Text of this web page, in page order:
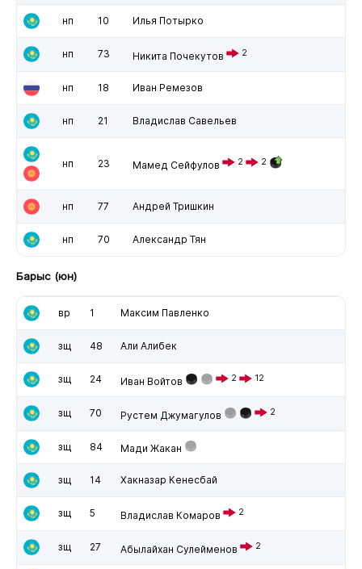
нп 10 Илья Потырко
нп 73 Никита Почекутов 2
нп 18 Иван Ремезов
нп 21 Владислав Савельев
нп 23 Мамед Сейфулов 2 2
нп 77 Андрей Тришкин
нп 70 Александр Тян
Барыс (юн)
вр 1 Максим Павленко
зщ 48 Али Алибек
зщ 24 Иван Войтов 2 12
зщ 70 Рустем Джумагулов 2
зщ 84 Мади Жакан
зщ 14 Хакназар Кенесбай
зщ 5 Владислав Комаров 2
зщ 27 Абылайхан Сулейменов 2